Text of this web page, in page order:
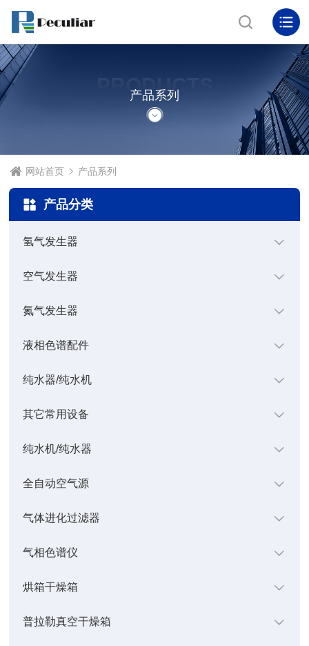
PRODUCTS
产品系列
网站首页 产品系列
产品分类
氢气发生器
空气发生器
氮气发生器
液相色谱配件
纯水器/纯水机
其它常用设备
纯水机/纯水器
全自动空气源
气体进化过滤器
气相色谱仪
烘箱干燥箱
普拉勒真空干燥箱